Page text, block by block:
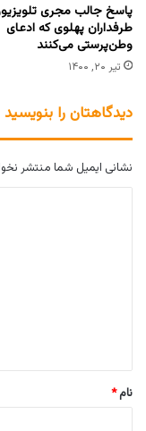
پاسخ جالب مجری
طرفداران پهلوی که ادعای
وطن‌پرستی می‌کنند
تیر ۲۰, ۱۴۰۰
دیدگاهتان را بنویسید
نشانی ایمیل شما منتشر
نام*